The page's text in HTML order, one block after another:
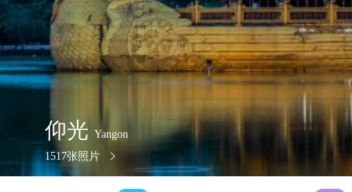
仰光Yangon
1517张照片